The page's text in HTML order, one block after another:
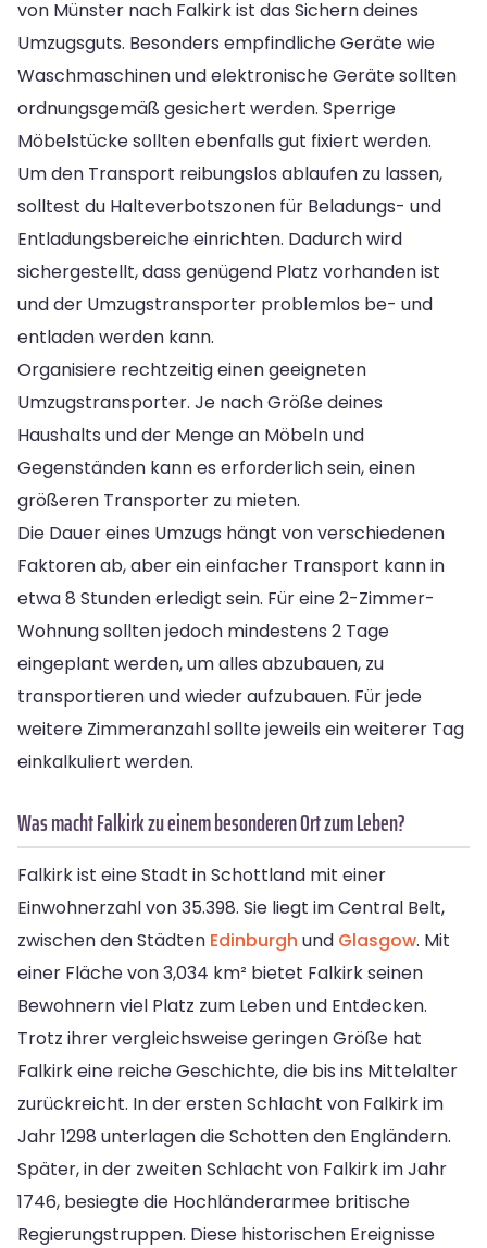
von Münster nach Falkirk ist das Sichern deines
Umzugsguts. Besonders empfindliche Geräte wie
Waschmaschinen und elektronische Geräte sollten
ordnungsgemäß gesichert werden. Sperrige
Möbelstücke sollten ebenfalls gut fixiert werden.
Um den Transport reibungslos ablaufen zu lassen,
solltest du Halteverbotszonen für Beladungs- und
Entladungsbereiche einrichten. Dadurch wird
sichergestellt, dass genügend Platz vorhanden ist
und der Umzugstransporter problemlos be- und
entladen werden kann.
Organisiere rechtzeitig einen geeigneten
Umzugstransporter. Je nach Größe deines
Haushalts und der Menge an Möbeln und
Gegenständen kann es erforderlich sein, einen
größeren Transporter zu mieten.
Die Dauer eines Umzugs hängt von verschiedenen
Faktoren ab, aber ein einfacher Transport kann in
etwa 8 Stunden erledigt sein. Für eine 2-Zimmer-
Wohnung sollten jedoch mindestens 2 Tage
eingeplant werden, um alles abzubauen, zu
transportieren und wieder aufzubauen. Für jede
weitere Zimmeranzahl sollte jeweils ein weiterer Tag
einkalkuliert werden.
Was macht Falkirk zu einem besonderen Ort zum Leben?
Falkirk ist eine Stadt in Schottland mit einer
Einwohnerzahl von 35.398. Sie liegt im Central Belt,
zwischen den Städten Edinburgh und Glasgow. Mit
einer Fläche von 3,034 km² bietet Falkirk seinen
Bewohnern viel Platz zum Leben und Entdecken.
Trotz ihrer vergleichsweise geringen Größe hat
Falkirk eine reiche Geschichte, die bis ins Mittelalter
zurückreicht. In der ersten Schlacht von Falkirk im
Jahr 1298 unterlagen die Schotten den Engländern.
Später, in der zweiten Schlacht von Falkirk im Jahr
1746, besiegte die Hochländerarmee britische
Regierungstruppen. Diese historischen Ereignisse